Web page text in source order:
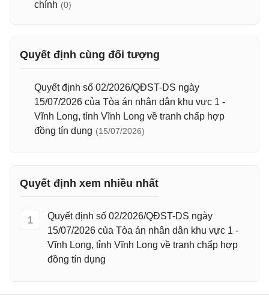
chính (0)
Quyết định cùng đối tượng
Quyết định số 02/2026/QĐST-DS ngày
15/07/2026 của Tòa án nhân dân khu vực 1 -
Vĩnh Long, tỉnh Vĩnh Long về tranh chấp hợp
đồng tín dụng (15/07/2026)
Quyết định xem nhiều nhất
1
Quyết định số 02/2026/QĐST-DS ngày
15/07/2026 của Tòa án nhân dân khu vực 1 -
Vĩnh Long, tỉnh Vĩnh Long về tranh chấp hợp
đồng tín dụng